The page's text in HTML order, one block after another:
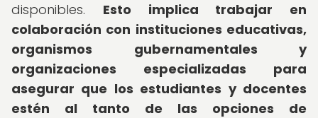
disponibles. Esto implica trabajar en
colaboración con instituciones educativas,
organismos gubernamentales y
organizaciones especializadas para
asegurar que los estudiantes y docentes
estén al tanto de las opciones de